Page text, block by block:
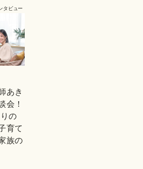
タビュー
あき
会！
の
育て
族の